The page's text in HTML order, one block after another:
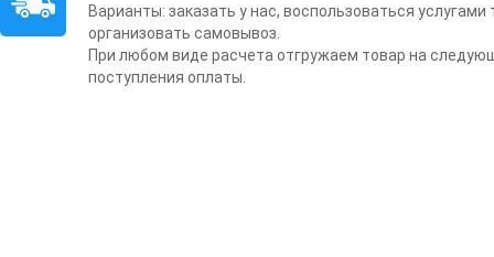
Варианты: заказать у нас, воспользоваться
организовать самовывоз.
При любом виде расчета отгружаем товар на
поступления оплаты.